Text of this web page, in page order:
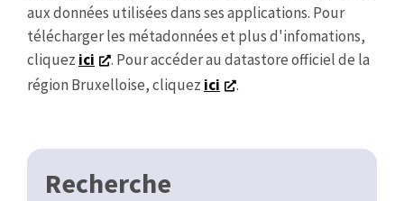
aux données utilisées dans ses applications. Pour
télécharger les métadonnées et plus d'infomations,
cliquez ici
. Pour accéder au datastore officiel de la
région Bruxelloise, cliquez ici .
Recherche